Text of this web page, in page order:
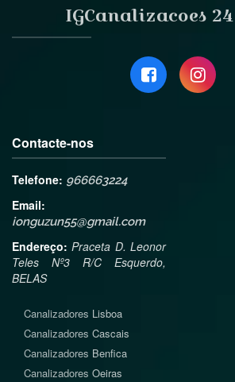
IGCanalizacoes
Contacte-nos
Telefone: 966663224
Email:
ionguzun55@gmail.com
Endereço: Praceta D. Leonor
Teles Nº3 R/C Esquerdo,
BELAS
Canalizadores Lisboa
Canalizadores Cascais
Canalizadores Benfica
Canalizadores Oeiras